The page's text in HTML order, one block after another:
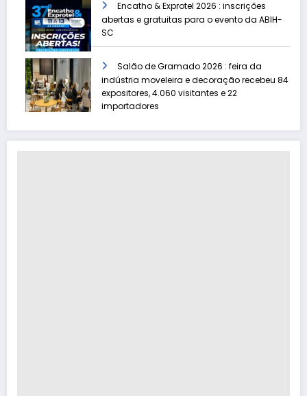
Encatho & Exprotel 2026 : inscrições
abertas e gratuitas para o evento da ABIH-
SC
Salão de Gramado 2026 : feira da
indústria moveleira e decoração recebeu 84
expositores, 4.060 visitantes e 22
importadores